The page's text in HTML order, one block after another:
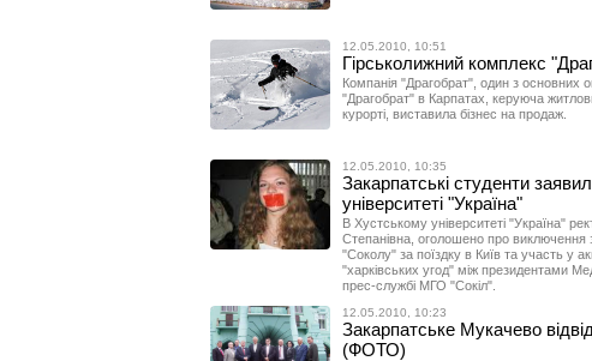
12.05.2010, 10:51
Гірськолижний комплекс
Компанія "Драгобрат", один з основних
"Драгобрат" в Карпатах, керуюча
курорті, виставила бізнес на продаж.
12.05.2010, 10:35
Закарпатські студенти
університеті "Україна"
В Хустському університеті "Україна"
Степанівна, оголошено про виключення
"Соколу" за поїздку в Київ та участь у
"харківських угод" між президентами
прес-службі МГО "Сокіл".
12.05.2010, 10:23
Закарпатське Мукачево
(ФОТО)